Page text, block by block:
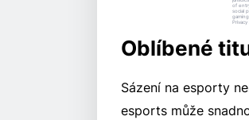
of
social
Oblíbené
Sázení na esporty
esports může